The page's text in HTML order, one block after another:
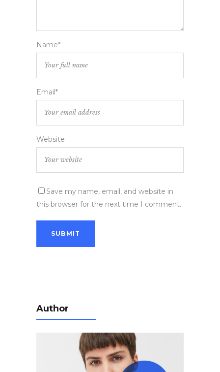
Name*
Email*
Website
Save my name, email, and website in
this browser for the next time I comment.
Author